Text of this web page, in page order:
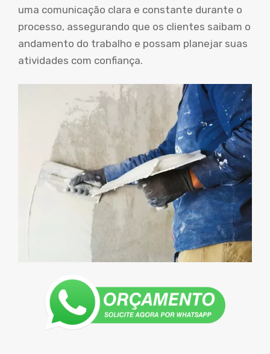
uma comunicação clara e constante durante o
processo, assegurando que os clientes saibam o
andamento do trabalho e possam planejar suas
atividades com confiança.